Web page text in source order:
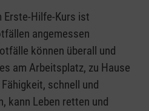
Erste-Hilfe-Kurs ist
angemessen
können überall und
am Arbeitsplatz, zu Hause
schnell und
kann Leben retten und